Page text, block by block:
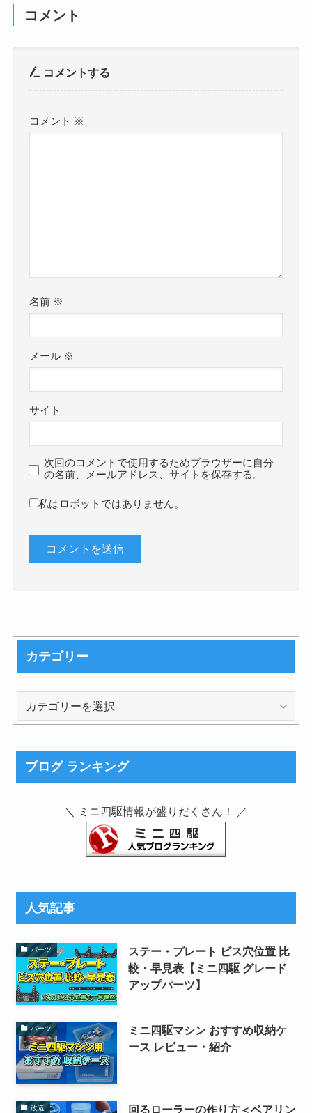
コメント
コメントする
コメント ※
名前 ※
メール ※
サイト
次回のコメントで使用するためブラウザーに自分
の名前、メールアドレス、サイトを保存する。
私はロボットではありません。
カテゴリー
リ
ブログ ランキング
＼ ミニ四駆情報が盛りだくさん！ ／
人気記事
パーツ
ステー・プレート ビス穴位置 比
較・早見表【ミニ四駆 グレード
アップパーツ】
パーツ
ミニ四駆マシン おすすめ収納ケ
ース レビュー・紹介
改造 回るローラーの作り方＜ベアリン